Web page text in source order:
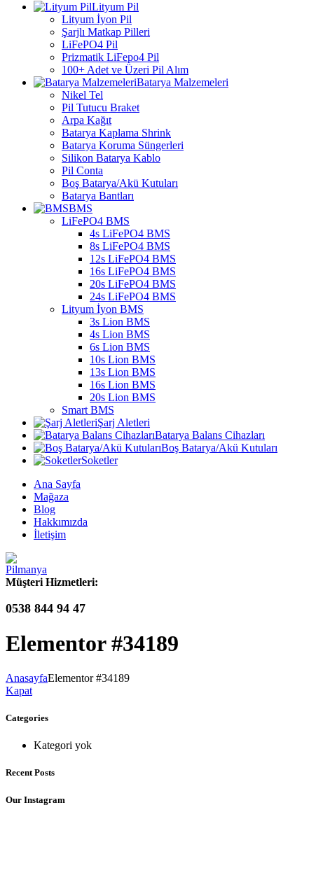
Lityum Pil
Lityum İyon Pil
Şarjlı Matkap Pilleri
LiFePO4 Pil
Prizmatik LiFepo4 Pil
100+ Adet ve Üzeri Pil Alım
Batarya Malzemeleri
Nikel Tel
Pil Tutucu Braket
Arpa Kağıt
Batarya Kaplama Shrink
Batarya Koruma Süngerleri
Silikon Batarya Kablo
Pil Conta
Boş Batarya/Akü Kutuları
Batarya Bantları
BMS
LiFePO4 BMS
4s LiFePO4 BMS
8s LiFePO4 BMS
12s LiFePO4 BMS
16s LiFePO4 BMS
20s LiFePO4 BMS
24s LiFePO4 BMS
Lityum İyon BMS
3s Lion BMS
4s Lion BMS
6s Lion BMS
10s Lion BMS
13s Lion BMS
16s Lion BMS
20s Lion BMS
Smart BMS
Şarj Aletleri
Batarya Balans Cihazları
Boş Batarya/Akü Kutuları
Soketler
Ana Sayfa
Mağaza
Blog
Hakkımızda
İletişim
Müşteri Hizmetleri:
0538 844 94 47
Elementor #34189
AnasayfaElementor #34189
Kapat
Categories
Kategori yok
Recent Posts
Our Instagram